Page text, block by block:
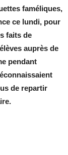
faméliques,
ce lundi, pour
faits de
auprès de
pendant
de repartir